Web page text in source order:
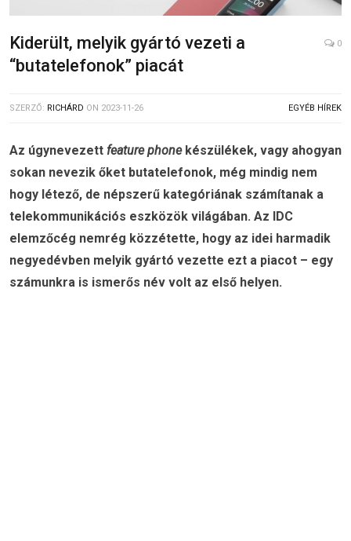
Kiderült, melyik gyártó vezeti a
“butatelefonok” piacát
0
SZERZŐ: RICHÁRD ON 2023-11-26 EGYÉB HÍREK
Az úgynevezett feature phonekészülékek, vagy ahogyan
sokan nevezik őket butatelefonok, még mindig nem
hogy létező, de népszerű kategóriának számítanak a
telekommunikációs eszközök világában. Az IDC
elemzőcég nemrég közzétette, hogy az idei harmadik
negyedévben melyik gyártó vezette ezt a piacot – egy
számunkra is ismerős név volt az első helyen.